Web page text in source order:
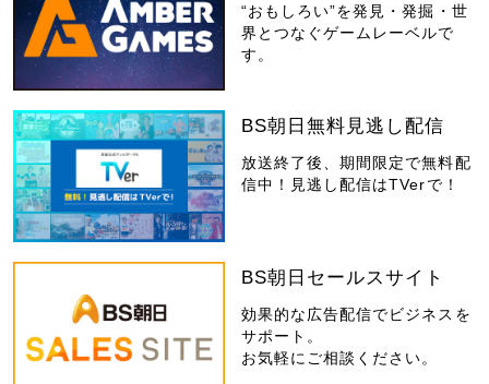
“おもしろい”を発見・発掘・世
界とつなぐゲームレーベルで
す。
BS朝日無料見逃し配信
放送終了後、期間限定で無料配
信中！見逃し配信はTVerで！
BS朝日セールスサイト
効果的な広告配信でビジネスを
サポート。
お気軽にご相談ください。